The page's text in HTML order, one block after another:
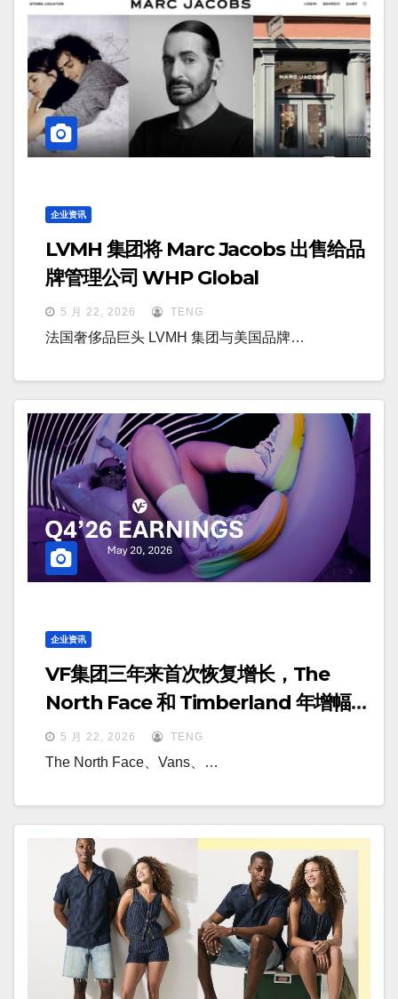
企业资讯
LVMH 集团将 Marc Jacobs 出售给品
牌管理公司 WHP Global
5 月 22, 2026 TENG
法国奢侈品巨头 LVMH 集团与美国品牌…
企业资讯
VF集团三年来首次恢复增长，The
North Face 和 Timberland 年增幅均
达 8%
5 月 22, 2026 TENG
The North Face、Vans、…